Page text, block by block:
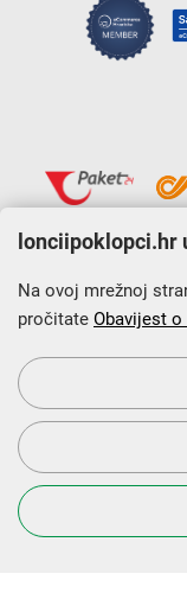
Krajnji primatelj
Europskog fonda
lonciipoklopci.hr
Na ovoj mrežnoj
pročitate Obavijest